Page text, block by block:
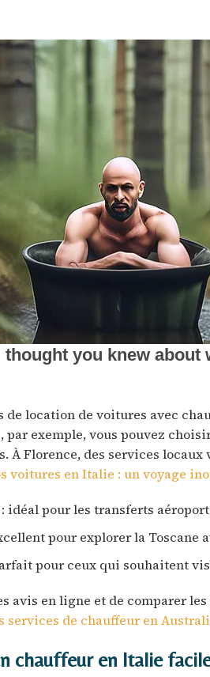
de location de voitures avec
par exemple, vous pouvez
À Florence, des services
voitures en Italie : un voyage
idéal pour les transferts
pour explorer la Toscane
pour ceux qui souhaitent
avis en ligne et de comparer
services de chauffeur en
chauffeur en Italie